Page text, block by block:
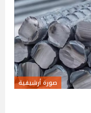
صورة أرشيفية